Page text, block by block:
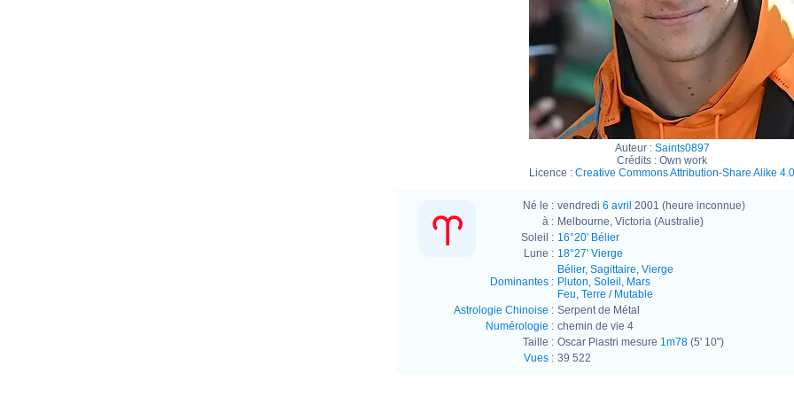
Auteur : Saints0897
Crédits : Own work
Licence : Creative Commons Attribution-Share Alike 4.0
Né le : vendredi 6 avril 2001 (heure inconnue)
à : Melbourne, Victoria (Australie)
Soleil : 16°20' Bélier
Lune : 18°27' Vierge
Dominantes :
Bélier, Sagittaire, Vierge
Pluton, Soleil , Mars
Feu, Terre / Mutable
Astrologie Chinoise : Serpent de Métal
Numérologie : chemin de vie 4
Taille : Oscar Piastri mesure 1m78 (5' 10")
Vues : 39 522